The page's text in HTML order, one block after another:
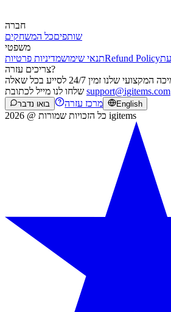
חברה
שותפיםכל המשחקים
משפטי
תנאי שימושמדיניות פרטיות Refund Policy
צריכים עזרה?
support@igitems.com
בואו נדבר מרכז עזרה English
כל הזכויות שמורות @ 2026 igitems